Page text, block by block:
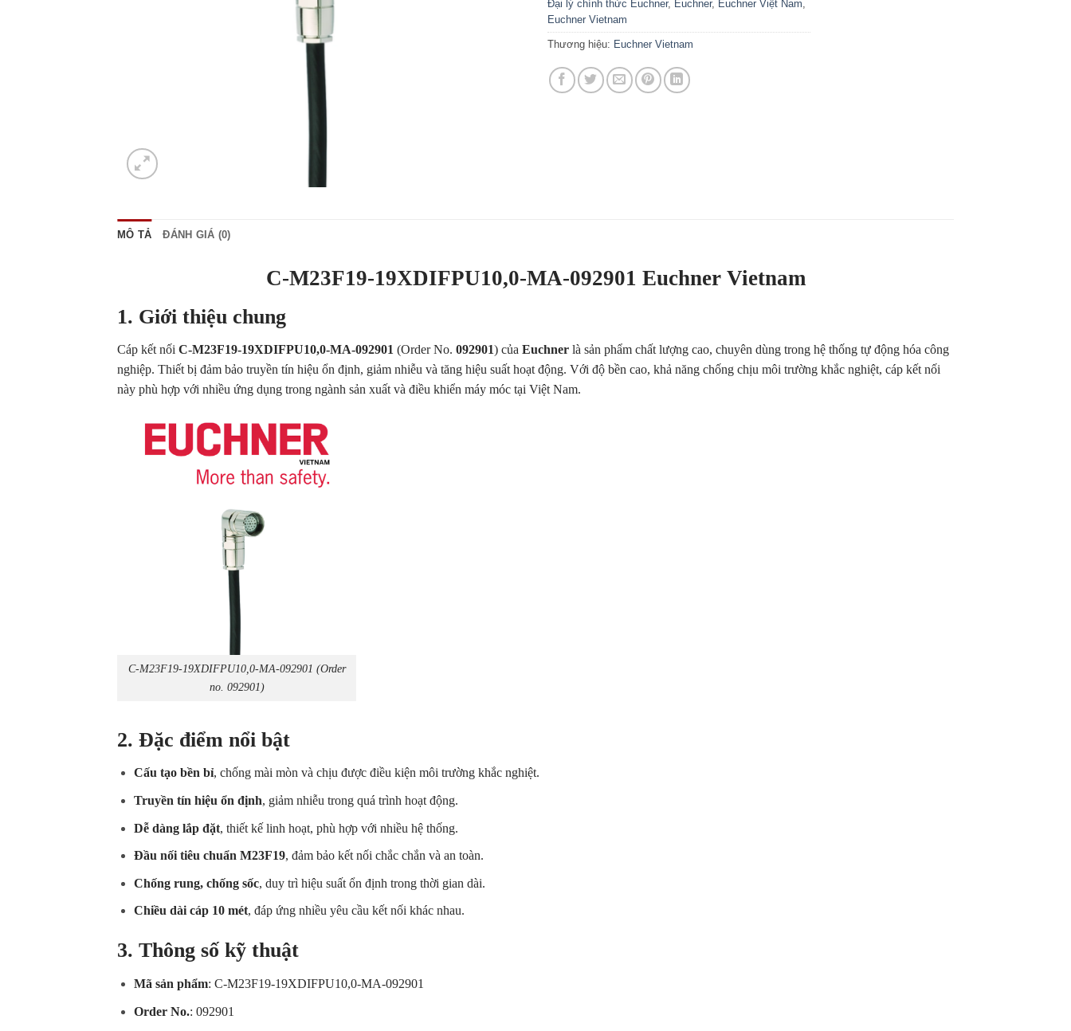
Đại lý chính thức Euchner, Euchner, Euchner Việt Nam
Euchner Vietnam
Thương hiệu: Euchner Vietnam
MÔ TẢ ĐÁNH GIÁ (0)
C-M23F19-19XDIFPU10,0-MA-092901 Euchner Vietnam
1. Giới thiệu chung
Cáp kết nối C-M23F19-19XDIFPU10,0-MA-092901 (Order No. 092901) của Euchner là sản phẩm chất lượng cao, chuyên dùng trong hệ thống tự động hóa công
nghiệp. Thiết bị đảm bảo truyền tín hiệu ổn định, giảm nhiễu và tăng hiệu suất hoạt động. Với độ bền cao, khả năng chống chịu môi trường khắc nghiệt, cáp kết nối
này phù hợp với nhiều ứng dụng trong ngành sản xuất và điều khiển máy móc tại Việt Nam.
C-M23F19-19XDIFPU10,0-MA-092901 (Order
no. 092901)
2. Đặc điểm nổi bật
Cấu tạo bền bỉ, chống mài mòn và chịu được điều kiện môi trường khắc nghiệt.
Truyền tín hiệu ổn định, giảm nhiễu trong quá trình hoạt động.
Dễ dàng lắp đặt, thiết kế linh hoạt, phù hợp với nhiều hệ thống.
Đầu nối tiêu chuẩn M23F19, đảm bảo kết nối chắc chắn và an toàn.
Chống rung, chống sốc, duy trì hiệu suất ổn định trong thời gian dài.
Chiều dài cáp 10 mét, đáp ứng nhiều yêu cầu kết nối khác nhau.
3. Thông số kỹ thuật
Mã sản phẩm: C-M23F19-19XDIFPU10,0-MA-092901
Order No.: 092901